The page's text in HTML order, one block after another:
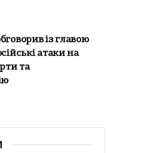
із главою
атаки на
та